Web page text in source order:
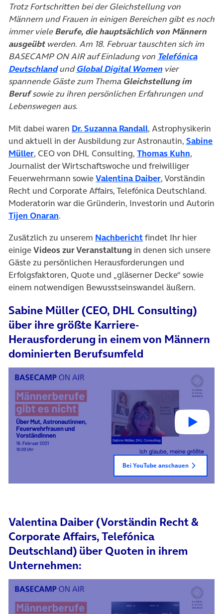
Trotz Fortschritten bei der Gleichstellung von
Männern und Frauen in einigen Bereichen gibt es noch
immer vieleBerufe, die hauptsächlich von Männern
ausgeübtwerden. Am 18. Februar tauschten sich im
BASECAMP ON AIR auf Einladung von Telefónica
Deutschland(öffnet in neuem Tab)
undGlobal Digital Women(öffnet in
vier
spannende Gäste zum Thema Gleichstellung im
Berufsowie zu ihren persönlichen Erfahrungen und
Lebenswegen aus.
Mit dabei waren Dr. Suzanna Randall(öffnet in neuem
, Astrophysikerin
und aktuell in der Ausbildung zur Astronautin, Sabine
Müller(öffnet in neuem Tab)
, CEO von DHL Consulting, Thomas Kuhn(öffnet
,
Journalist der Wirtschaftswoche und freiwilliger
Feuerwehrmann sowieValentina Daiber(öffnet in
, Vorständin
Recht und Corporate Affairs, Telefónica Deutschland.
Moderatorin war die Gründerin, Investorin und Autorin
Tijen Onaran(öffnet in neuem Tab)
.
Zusätzlich zu unserem Nachberichtfindet Ihr hier
einigeVideos zur Veranstaltung in denen sich unsere
Gäste zu persönlichen Herausforderungen und
Erfolgsfaktoren, Quote und „gläserner Decke“ sowie
einem notwendigen Bewusstseinswandel äußern.
Sabine Müller (CEO, DHL Consulting)
über ihre größte Karriere-
Herausforderung in einem von Männern
dominierten Berufsumfeld
Bei YouTube anschauen
Valentina Daiber (Vorständin Recht &
Corporate Affairs, Telefónica
Deutschland) über Quoten in ihrem
Unternehmen: